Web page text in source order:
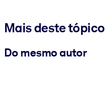
Mais deste tópico
Do mesmo autor